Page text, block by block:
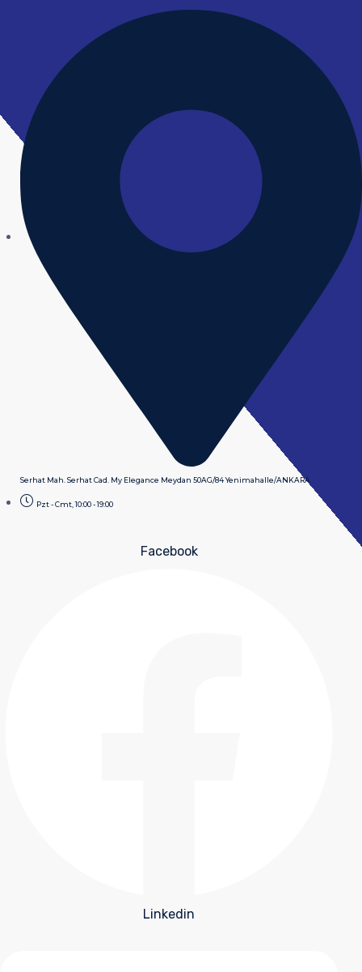
Serhat Mah. Serhat Cad. My Elegance Meydan 50AG/84 Yenimahalle/ANKARA
Pzt - Cmt, 10:00 - 19:00
Facebook
Linkedin